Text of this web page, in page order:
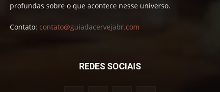
profundas sobre o que acontece nesse universo.
Contato: contato@guiadacervejabr.com
REDES SOCIAIS